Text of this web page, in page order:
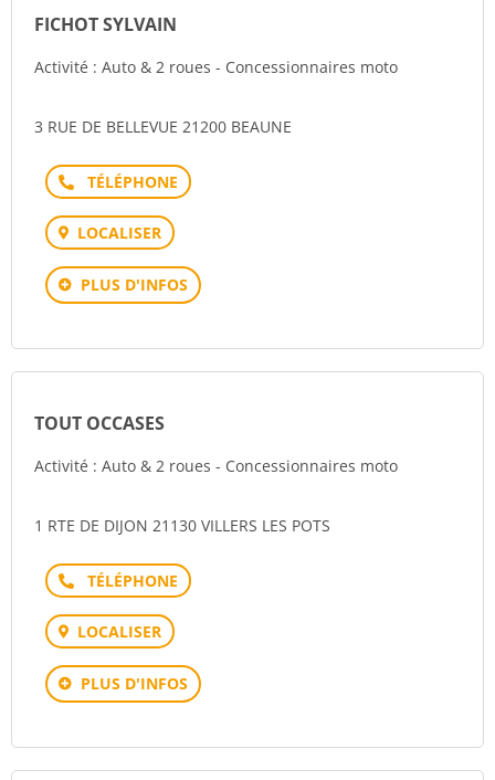
FICHOT SYLVAIN
Activité : Auto & 2 roues - Concessionnaires moto
3 RUE DE BELLEVUE 21200 BEAUNE
Téléphone
LOCALISER
PLUS D'INFOS
TOUT OCCASES
Activité : Auto & 2 roues - Concessionnaires moto
1 RTE DE DIJON 21130 VILLERS LES POTS
Téléphone
LOCALISER
PLUS D'INFOS